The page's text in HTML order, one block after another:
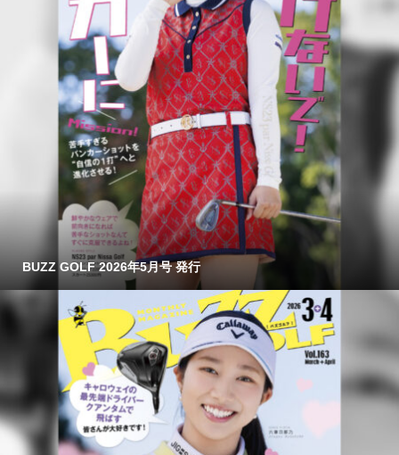
BUZZ GOLF 2026年5月号 発行